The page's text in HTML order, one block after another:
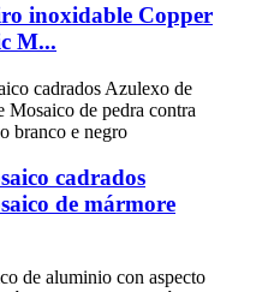
inoxidable Copper
M...
cadrados
de mármore